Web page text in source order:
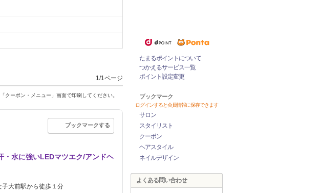
1/1ページ
クーポン・メニュー」画面で印刷してください。
ブックマークする
・水に強いLEDマツエク/アンドヘ
大前駅から徒歩１分
たまるポイントについて
つかえるサービス一覧
ポイント設定変更
ブックマーク
ログインすると会員情報に保存できます
サロン
スタイリスト
クーポン
ヘアスタイル
ネイルデザイン
よくある問い合わせ